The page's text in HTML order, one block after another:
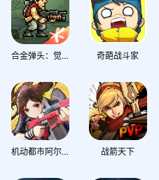
合金弹头：觉醒 奇葩战斗家
机动都市阿尔法 战箭天下